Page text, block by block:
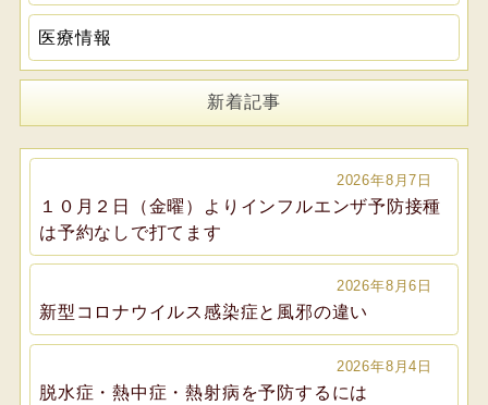
医療情報
新着記事
2026年8月7日
１０月２日（金曜）よりインフルエンザ予防接種
は予約なしで打てます
2026年8月6日
新型コロナウイルス感染症と風邪の違い
2026年8月4日
脱水症・熱中症・熱射病を予防するには